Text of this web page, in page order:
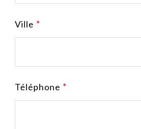
Ville *
Téléphone *